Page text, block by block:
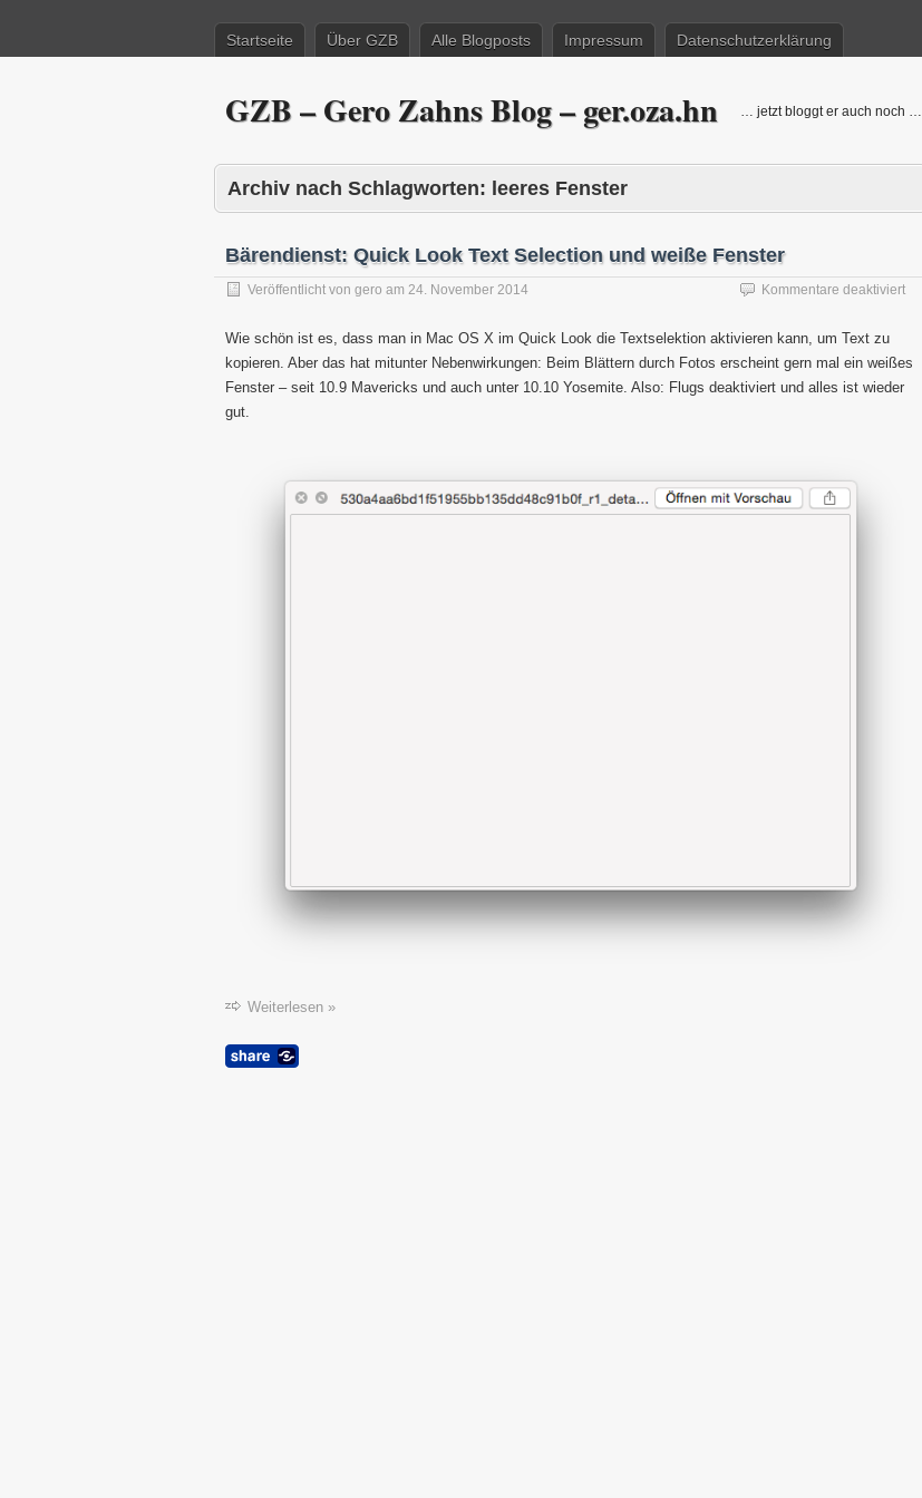
Startseite Über GZB Alle Blogposts Impressum Datenschutzerklärung
GZB – Gero Zahns Blog – ger.oza.hn … jetzt bloggt er auch noch …
Archiv nach Schlagworten: leeres Fenster
Bärendienst: Quick Look Text Selection und weiße Fenster
Veröffentlicht von gero am 24. November 2014 Kommentare deaktiviertfür
Text
Wie schön ist es, dass man in Mac OS X im Quick Look die Textselektion aktivieren kann, um Text zu
kopieren. Aber das hat mitunter Nebenwirkungen: Beim Blättern durch Fotos erscheint gern mal ein weißes
Fenster – seit 10.9 Mavericks und auch unter 10.10 Yosemite. Also: Flugs deaktiviert und alles ist wieder
gut.
Weiterlesen »